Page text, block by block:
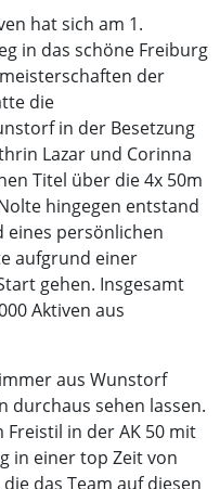
hat sich am 1.
in das schöne Freiburg
der
die
in der Besetzung
Lazar und Corinna
Titel über die 4x 50m
hingegen entstand
eines persönlichen
aufgrund einer
gehen. Insgesamt
Aktiven aus
aus Wunstorf
durchaus sehen lassen.
in der AK 50 mit
in einer top Zeit von
das Team auf diesen